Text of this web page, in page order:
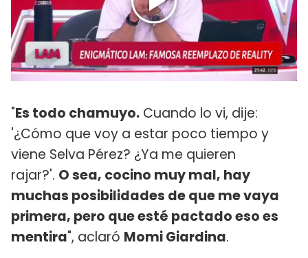
"Es todo chamuyo. Cuando lo vi, dije:
'¿Cómo que voy a estar poco tiempo y
viene Selva Pérez? ¿Ya me quieren
rajar?'. O sea, cocino muy mal, hay
muchas posibilidades de que me vaya
primera, pero que esté pactado eso es
mentira", aclaró Momi Giardina.